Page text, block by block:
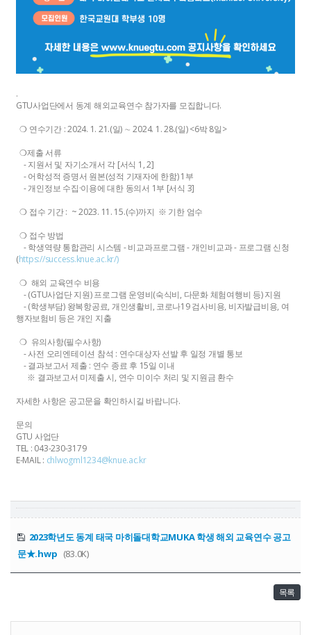
.
GTU사업단에서 동계 해외교육연수 참가자를 모집합니다.
❍ 연수기간 : 2024. 1. 21.(일) ∼ 2024. 1. 28.(일) <6박 8일>
❍제출 서류
- 지원서 및 자기소개서 각 [서식 1, 2]
- 어학성적 증명서 원본(성적 기재자에 한함) 1부
- 개인정보 수집·이용에 대한 동의서 1부 [서식 3]
❍ 접수 기간 : ~ 2023. 11. 15.(수)까지 ※ 기한 엄수
❍ 접수 방법
- 학생역량 통합관리 시스템 - 비교과프로그램 - 개인비교과 - 프로그램 신청
(https://success.knue.ac.kr/)
❍ 해외 교육연수 비용
- (GTU사업단 지원) 프로그램 운영비(숙식비, 다문화 체험여행비 등) 지원
- (학생부담) 왕복항공료, 개인생활비, 코로나19 검사비용, 비자발급비용, 여
행자보험비 등은 개인 지출
❍ 유의사항(필수사항)
- 사전 오리엔테이션 참석 : 연수대상자 선발 후 일정 개별 통보
- 결과보고서 제출 : 연수 종료 후 15일 이내
※ 결과보고서 미제출 시, 연수 미이수 처리 및 지원금 환수
자세한 사항은 공고문을 확인하시길 바랍니다.
문의
GTU 사업단
TEL : 043-230-3179
E-MAIL : chlwogml1234@knue.ac.kr
2023학년도 동계 태국 마히돌대학교MUKA 학생 해외 교육연수 공고
문★.hwp (83.0K)
목록